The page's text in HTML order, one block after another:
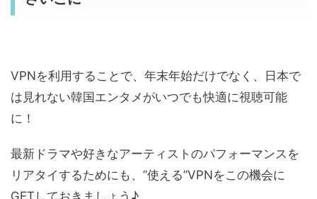
VPNを利用することで、年末年始だけでなく、日本で
は見れない韓国エンタメがいつでも快適に視聴可能
に！
最新ドラマや好きなアーティストのパフォーマンスを
リアタイするためにも、”使える”VPNをこの機会に
GETしておきましょう♪